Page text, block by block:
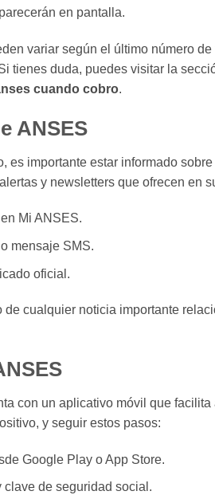
en pantalla.
variar según el último número
tienes duda, puedes visitar la
cuando cobro.
ANSES
es importante estar informado
y newsletters que ofrecen en
Mi ANSES.
mensaje SMS.
oficial.
de cualquier noticia importante
con un aplicativo móvil que
y seguir estos pasos:
Google Play o App Store.
clave de seguridad social.